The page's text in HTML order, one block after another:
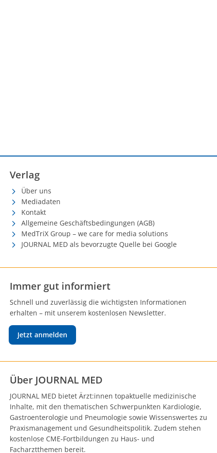
Verlag
Über uns
Mediadaten
Kontakt
Allgemeine Geschäftsbedingungen (AGB)
MedTriX Group – we care for media solutions
JOURNAL MED als bevorzugte Quelle bei Google
Immer gut informiert
Schnell und zuverlässig die wichtigsten Informationen
erhalten – mit unserem kostenlosen Newsletter.
Jetzt anmelden
Über JOURNAL MED
JOURNAL MED bietet Ärzt:innen topaktuelle medizinische
Inhalte, mit den thematischen Schwerpunkten Kardiologie,
Gastroenterologie und Pneumologie sowie Wissenswertes zu
Praxismanagement und Gesundheitspolitik. Zudem stehen
kostenlose CME-Fortbildungen zu Haus- und
Facharztthemen bereit.